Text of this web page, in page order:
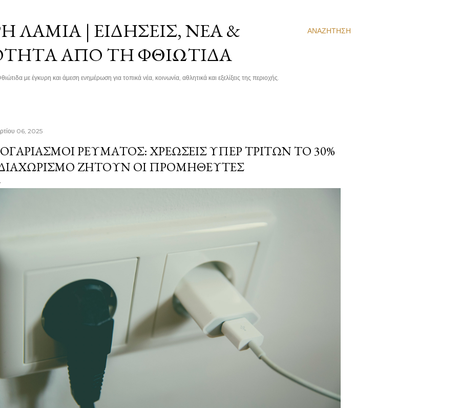
ΑΝΑΖΉΤΗΣΗ
ΛΑΜΊΑ | ΕΙΔΉΣΕΙΣ, ΝΈΑ &
ΑΠΌ ΤΗ ΦΘΙΏΤΙΔΑ
με έγκυρη και άμεση ενημέρωση για τοπικά νέα, κοινωνία, αθλητικά και εξελίξεις της περιοχής.
06, 2025
ΡΕΎΜΑΤΟΣ: ΧΡΕΏΣΕΙΣ ΥΠΈΡ ΤΡΊΤΩΝ ΤΟ 30%
ΖΗΤΟΎΝ ΟΙ ΠΡΟΜΗΘΕΥΤΈΣ